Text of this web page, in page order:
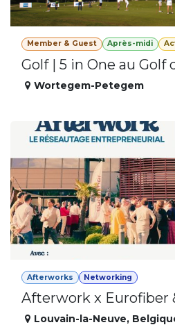
Member & Guest Après-midi
Golf | 5 in One au Golf
Wortegem-Petegem
Afterworks Networking
Afterwork x Eurofiber
Louvain-la-Neuve,